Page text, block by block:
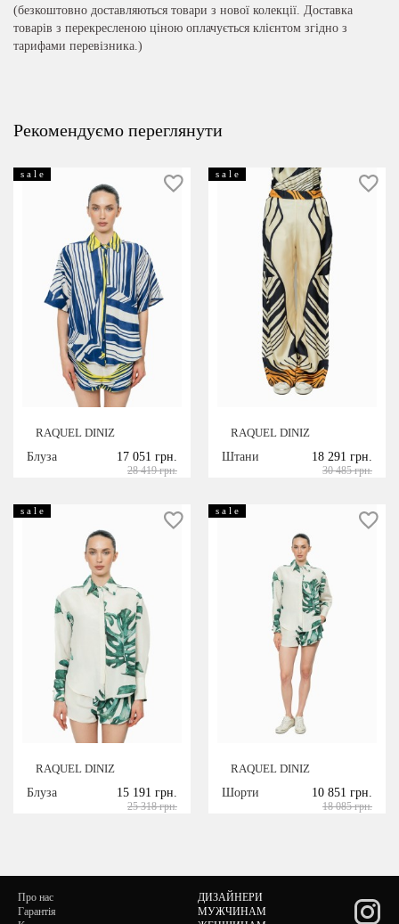
(безкоштовно доставляються товари з нової колекції. Доставка
товарів з перекресленою ціною оплачується клієнтом згідно з
тарифами перевізника.)
Рекомендуємо переглянути
s a l e
RAQUEL DINIZ
Блуза
17 051 грн.
28 419 грн.
s a l e
RAQUEL DINIZ
Штани
18 291 грн.
30 485 грн.
s a l e
RAQUEL DINIZ
Блуза
15 191 грн.
25 318 грн.
s a l e
RAQUEL DINIZ
Шорти
10 851 грн.
18 085 грн.
Про нас
Гарантія
ДИЗАЙНЕРИ
МУЖЧИНАМ